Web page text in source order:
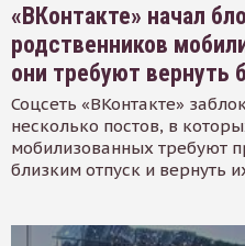
«ВКонтакте» начал
родственников
они требуют вернуть
Соцсеть «ВКонтакте»
несколько постов, в
мобилизованных требуют
близким отпуск и вернуть